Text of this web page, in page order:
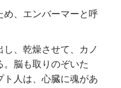
め、エンバーマーと呼
し、乾燥させて、カノ
。脳も取りのぞいた
ト人は、心臓に魂があ